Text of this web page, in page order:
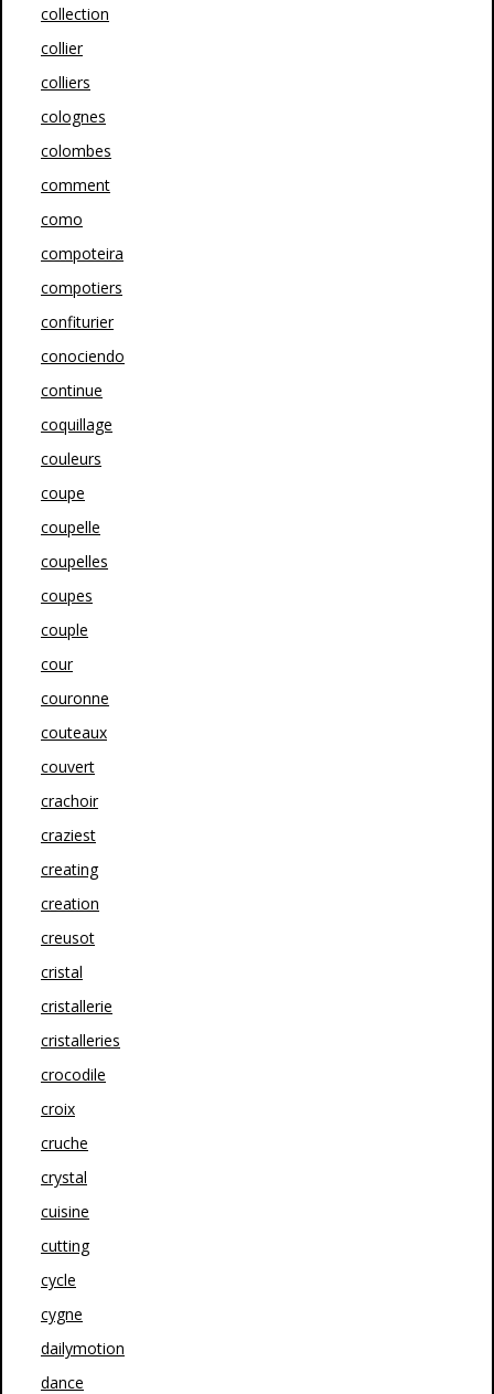
collection
collier
colliers
colognes
colombes
comment
como
compoteira
compotiers
confiturier
conociendo
continue
coquillage
couleurs
coupe
coupelle
coupelles
coupes
couple
cour
couronne
couteaux
couvert
crachoir
craziest
creating
creation
creusot
cristal
cristallerie
cristalleries
crocodile
croix
cruche
crystal
cuisine
cutting
cycle
cygne
dailymotion
dance